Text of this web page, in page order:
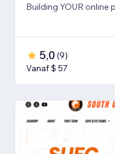
Building YOUR online
5,0 (9)
Vanaf $ 57